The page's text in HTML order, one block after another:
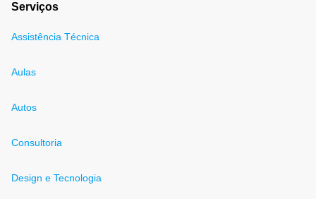
Serviços
Assistência Técnica
Aulas
Autos
Consultoria
Design e Tecnologia